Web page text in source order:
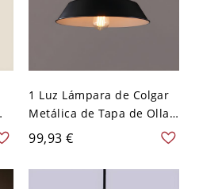
1 Luz Lámpara de Colgar
Metálica de Tapa de Olla
Luz Pendiente Industrial
para Cocina - 110 A 120 V
Negro 26,67 cm
99,93 €